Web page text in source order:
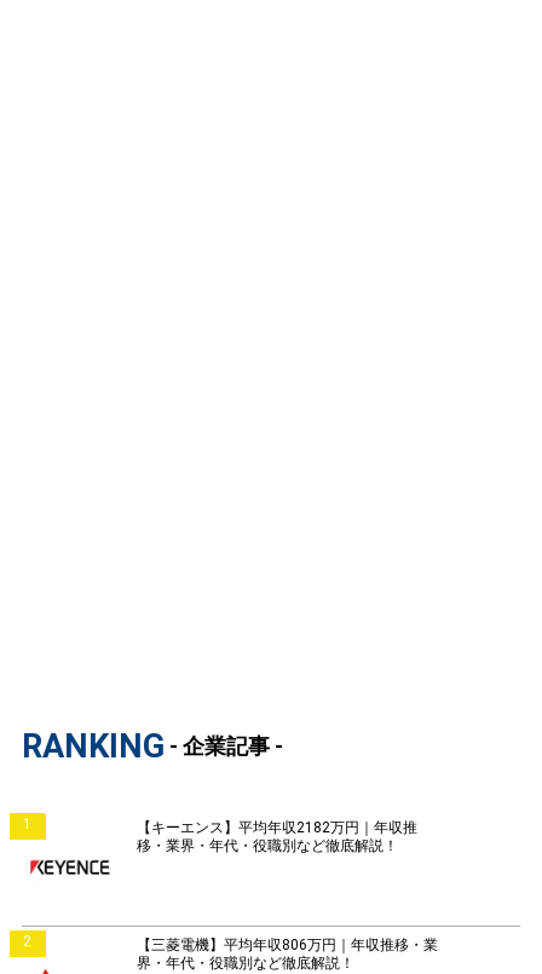
RANKING - 企業記事 -
1
【キーエンス】平均年収2182万円｜年収推
移・業界・年代・役職別など徹底解説！
2
【三菱電機】平均年収806万円｜年収推移・業
界・年代・役職別など徹底解説！